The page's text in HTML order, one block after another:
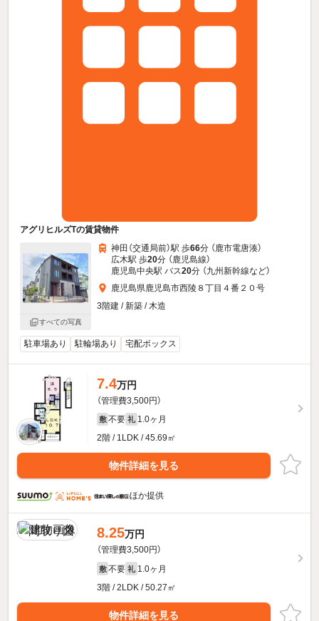
アグリヒルズTの賃貸物件
すべての写真
神田（交通局前）駅 歩66分 （鹿市電唐湊）
広木駅 歩20分 （鹿児島線）
鹿児島中央駅 バス20分 （九州新幹線など）
鹿児島県鹿児島市西陵８丁目４番２０号
3階建 / 新築 / 木造
駐車場あり 駐輪場あり 宅配ボックス
7.4万円
（管理費3,500円）
敷 不要 礼 1.0ヶ月
2階 / 1LDK / 45.69㎡
物件詳細を見る
ほか提供
8.25万円
（管理費3,500円）
敷 不要 礼 1.0ヶ月
3階 / 2LDK / 50.27㎡
物件詳細を見る